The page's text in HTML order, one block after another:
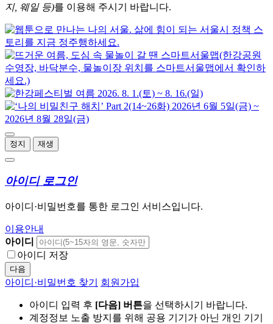
지, 웨일 등)를 이용해 주시기 바랍니다.
정지 재생
아이디 로그인
아이디·비밀번호를 통한 로그인 서비스입니다.
이용안내
아이디
아이디 저장
다음
아이디·비밀번호 찾기 회원가입
아이디 입력 후 [다음] 버튼을 선택하시기 바랍니다.
계정정보 노출 방지를 위해 공용 기기가 아닌 개인 기기